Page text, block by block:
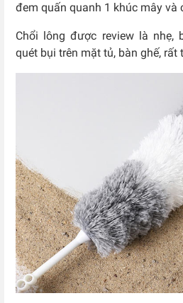
đem quấn quanh 1 khúc mây và
Chổi lông được review là nhẹ,
quét bụi trên mặt tủ, bàn ghế, rất